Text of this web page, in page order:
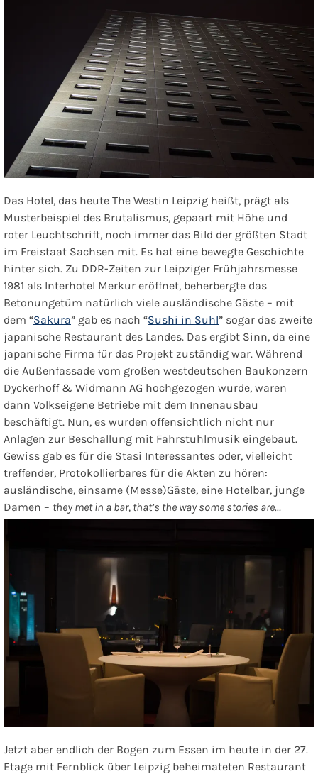
Das Hotel, das heute The Westin Leipzig heißt, prägt als
Musterbeispiel des Brutalismus, gepaart mit Höhe und
roter Leuchtschrift, noch immer das Bild der größten Stadt
im Freistaat Sachsen mit. Es hat eine bewegte Geschichte
hinter sich. Zu DDR-Zeiten zur Leipziger Frühjahrsmesse
1981 als Interhotel Merkur eröffnet, beherbergte das
Betonungetüm natürlich viele ausländische Gäste – mit
dem “Sakura” gab es nach “Sushi in Suhl” sogar das zweite
japanische Restaurant des Landes. Das ergibt Sinn, da eine
japanische Firma für das Projekt zuständig war. Während
die Außenfassade vom großen westdeutschen Baukonzern
Dyckerhoff & Widmann AG hochgezogen wurde, waren
dann Volkseigene Betriebe mit dem Innenausbau
beschäftigt. Nun, es wurden offensichtlich nicht nur
Anlagen zur Beschallung mit Fahrstuhlmusik eingebaut.
Gewiss gab es für die Stasi Interessantes oder, vielleicht
treffender, Protokollierbares für die Akten zu hören:
ausländische, einsame (Messe)Gäste, eine Hotelbar, junge
Damen – they met in a bar, that’s the way some stories are…
Jetzt aber endlich der Bogen zum Essen im heute in der 27.
Etage mit Fernblick über Leipzig beheimateten Restaurant